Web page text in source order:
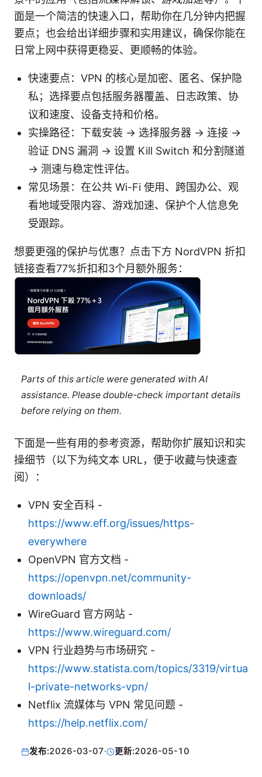
面是一个简洁的快速入口，帮助你在几分钟内把握
要点；也会给出详细步骤和实用建议，确保你能在
日常上网中获得更稳妥、更顺畅的体验。
快速要点：VPN 的核心是加密、匿名、保护隐
私；选择要点包括服务器覆盖、日志政策、协
议和速度、设备支持和价格。
实操路径：下载安装 -> 选择服务器 -> 连接 ->
验证 DNS 漏洞 -> 设置 Kill Switch 和分割隧道
-> 测速与稳定性评估。
常见场景：在公共 Wi-Fi 使用、跨国办公、观
看地域受限内容、游戏加速、保护个人信息免
受跟踪。
想要更强的保护与优惠？点击下方 NordVPN 折扣
链接查看77%折扣和3个月额外服务：
Parts of this article were generated with AI
assistance. Please double-check important details
before relying on them.
下面是一些有用的参考资源，帮助你扩展知识和实
操细节（以下为纯文本 URL，便于收藏与快速查
阅）：
VPN 安全百科 -
https://www.eff.org/issues/https-
everywhere
OpenVPN 官方文档 -
https://openvpn.net/community-
downloads/
WireGuard 官方网站 -
https://www.wireguard.com/
VPN 行业趋势与市场研究 -
https://www.statista.com/topics/3319/virtua
l-private-networks-vpn/
Netflix 流媒体与 VPN 常见问题 -
https://help.netflix.com/
发布:2026-03-07· 更新:2026-05-10